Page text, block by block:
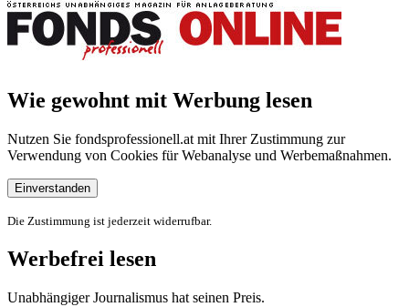
Wie gewohnt mit Werbung lesen
Nutzen Sie fondsprofessionell.at mit Ihrer Zustimmung zur
Verwendung von Cookies für Webanalyse und Werbemaßnahmen.
Einverstanden
Die Zustimmung ist jederzeit widerrufbar.
Werbefrei lesen
Unabhängiger Journalismus hat seinen Preis.